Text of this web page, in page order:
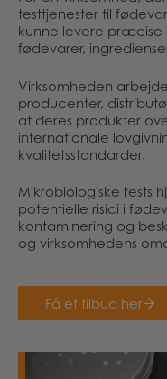
testtjenester til
kunne levere præcise
fødevarer,
Virksomheden
producenter,
at deres produkter
internationale
kvalitetsstandarder.
Mikrobiologiske tests
potentielle risici i
kontaminering og
og virksomhedens
Få et tilbud her